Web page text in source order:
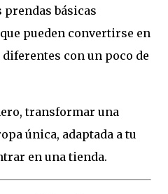
prendas básicas
pueden convertirse en
con un poco de
transformar una
única, adaptada a tu
en una tienda.